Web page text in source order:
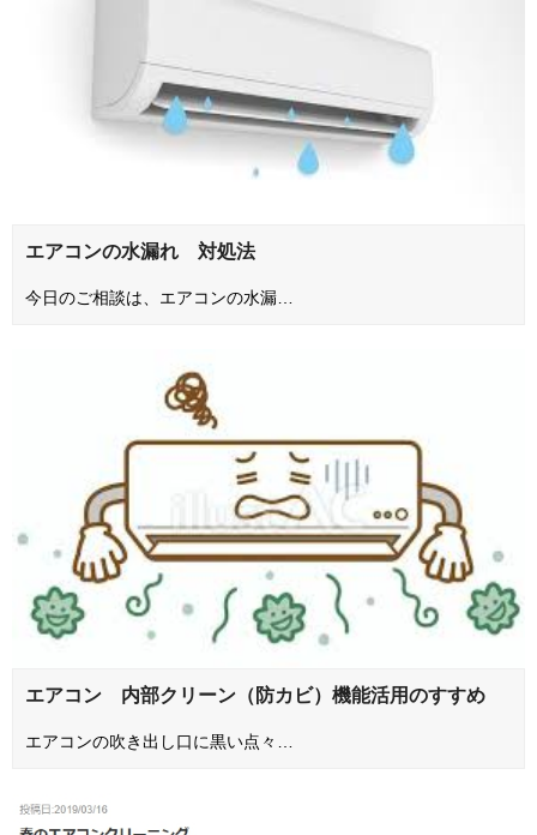
エアコンの水漏れ 対処法
今日のご相談は、エアコンの水漏…
エアコン 内部クリーン（防カビ）機能活用のすすめ
エアコンの吹き出し口に黒い点々…